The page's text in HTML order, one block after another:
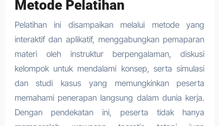
Metode Pelatihan
Pelatihan ini disampaikan melalui metode yang
interaktif dan aplikatif, menggabungkan pemaparan
materi oleh instruktur berpengalaman, diskusi
kelompok untuk mendalami konsep, serta simulasi
dan studi kasus yang memungkinkan peserta
memahami penerapan langsung dalam dunia kerja.
Dengan pendekatan ini, peserta tidak hanya